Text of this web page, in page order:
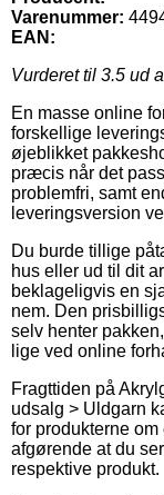
Varenummer:
EAN:
Vurderet til 3.5 ud
En masse online
forskellige
øjeblikket
præcis når det
problemfri, samt
leveringsversion
Du burde tillige
hus eller ud til dit
beklageligvis en
nem. Den
selv henter
lige ved online
Fragttiden på
udsalg > Uldgarn
for produkterne
afgørende at du
respektive produkt.